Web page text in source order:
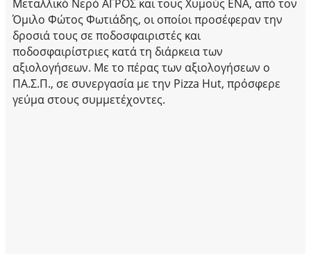
Μεταλλικό Νερό ΑΓΡΟΣ και τους Χυμούς ΕΝΑ, από τον
Όμιλο Φώτος Φωτιάδης, οι οποίοι προσέφεραν την
δροσιά τους σε ποδοσφαιριστές και
ποδοσφαιρίστριες κατά τη διάρκεια των
αξιολογήσεων. Με το πέρας των αξιολογήσεων ο
ΠΑ.Σ.Π., σε συνεργασία με την Pizza Hut, πρόσφερε
γεύμα στους συμμετέχοντες.